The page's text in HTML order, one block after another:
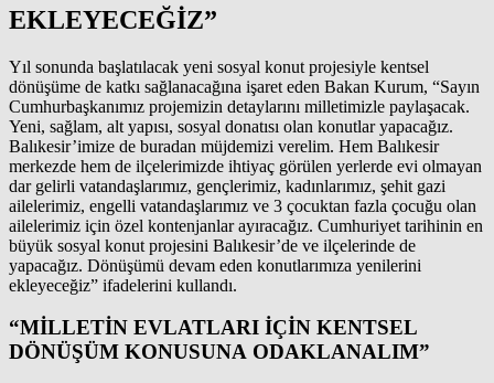
EKLEYECEĞİZ”
Yıl sonunda başlatılacak yeni sosyal konut projesiyle kentsel
dönüşüme de katkı sağlanacağına işaret eden Bakan Kurum, “Sayın
Cumhurbaşkanımız projemizin detaylarını milletimizle paylaşacak.
Yeni, sağlam, alt yapısı, sosyal donatısı olan konutlar yapacağız.
Balıkesir’imize de buradan müjdemizi verelim. Hem Balıkesir
merkezde hem de ilçelerimizde ihtiyaç görülen yerlerde evi olmayan
dar gelirli vatandaşlarımız, gençlerimiz, kadınlarımız, şehit gazi
ailelerimiz, engelli vatandaşlarımız ve 3 çocuktan fazla çocuğu olan
ailelerimiz için özel kontenjanlar ayıracağız. Cumhuriyet tarihinin en
büyük sosyal konut projesini Balıkesir’de ve ilçelerinde de
yapacağız. Dönüşümü devam eden konutlarımıza yenilerini
ekleyeceğiz” ifadelerini kullandı.
“MİLLETİN EVLATLARI İÇİN KENTSEL
DÖNÜŞÜM KONUSUNA ODAKLANALIM”